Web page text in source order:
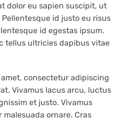
dolor eu sapien suscipit, ut
id justo eu risus
id egestas ipsum.
tellus ultricies dapibus vitae
consectetur adipiscing
Vivamus lacus arcu, luctus
et justo. Vivamus
ornare. Cras